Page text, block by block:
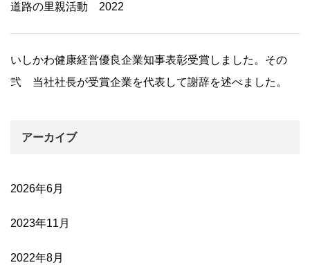
道路の里親活動 2022
いしかわ健康経営優良企業知事表彰受賞しました。その
弐 当社社長が受賞企業を代表して謝辞を述べました。
アーカイブ
2026年6月
2023年11月
2022年8月